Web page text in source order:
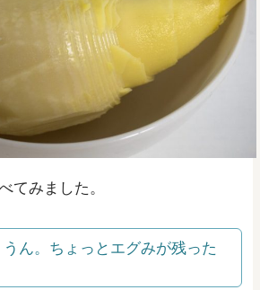
てみました。
うん。ちょっとエグみが残った